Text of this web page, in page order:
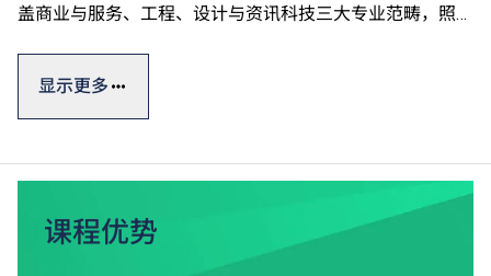
盖商业与服务、工程、设计与资讯科技三大专业范畴，照顾
职专文凭一般修读期为三年，课程通过本地评审，毕业生可
读部分课程单元^。
完成课程后，可选择投身业界，亦可继续进修，取得更高学
历。个别指定课程的学生更可选择参加「学徒训练计划」下
显示更多
课程优势